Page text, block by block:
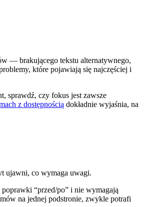
— brakującego tekstu alternatywnego,
które pojawiają się najczęściej i
sprawdź, czy fokus jest zawsze
z dostępnością dokładnie wyjaśnia, na
ujawni, co wymaga uwagi.
“przed/po” i nie wymagają
na jednej podstronie, zwykle potrafi